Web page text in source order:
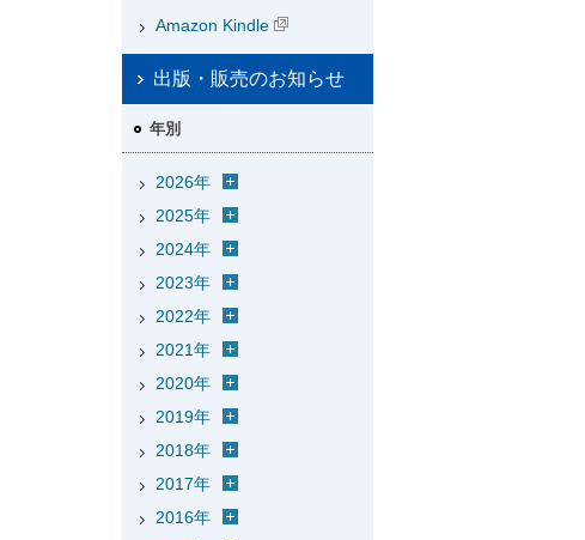
Amazon Kindle
出版・販売のお知らせ
年別
2026年
2025年
2024年
2023年
2022年
2021年
2020年
2019年
2018年
2017年
2016年